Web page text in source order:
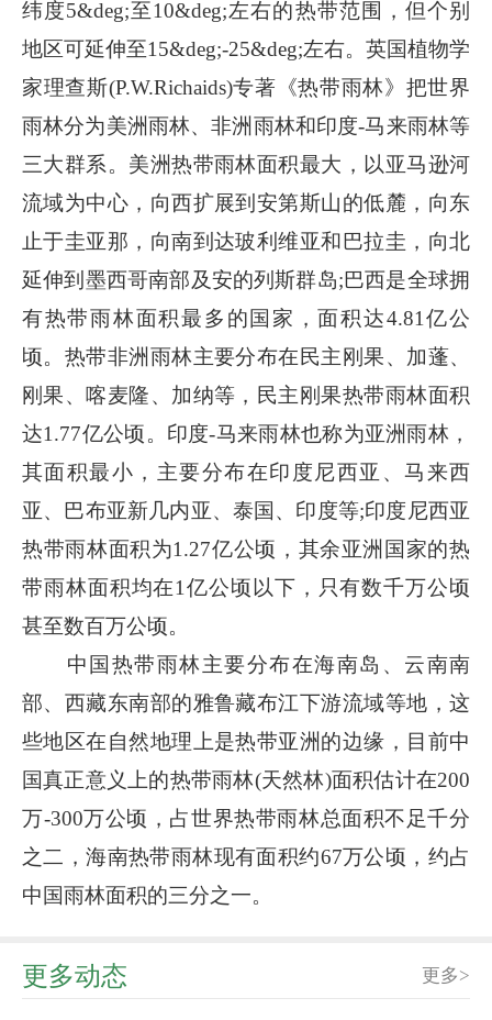
纬度5&deg;至10&deg;左右的热带范围，但个别
地区可延伸至15&deg;-25&deg;左右。英国植物学
家理查斯(P.W.Richaids)专著《热带雨林》把世界
雨林分为美洲雨林、非洲雨林和印度-马来雨林等
三大群系。美洲热带雨林面积最大，以亚马逊河
流域为中心，向西扩展到安第斯山的低麓，向东
止于圭亚那，向南到达玻利维亚和巴拉圭，向北
延伸到墨西哥南部及安的列斯群岛;巴西是全球拥
有热带雨林面积最多的国家，面积达4.81亿公
顷。热带非洲雨林主要分布在民主刚果、加蓬、
刚果、喀麦隆、加纳等，民主刚果热带雨林面积
达1.77亿公顷。印度-马来雨林也称为亚洲雨林，
其面积最小，主要分布在印度尼西亚、马来西
亚、巴布亚新几内亚、泰国、印度等;印度尼西亚
热带雨林面积为1.27亿公顷，其余亚洲国家的热
带雨林面积均在1亿公顷以下，只有数千万公顷
甚至数百万公顷。
中国热带雨林主要分布在海南岛、云南南
部、西藏东南部的雅鲁藏布江下游流域等地，这
些地区在自然地理上是热带亚洲的边缘，目前中
国真正意义上的热带雨林(天然林)面积估计在200
万-300万公顷，占世界热带雨林总面积不足千分
之二，海南热带雨林现有面积约67万公顷，约占
中国雨林面积的三分之一。
更多动态 更多>